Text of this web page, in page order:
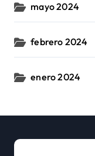
mayo 2024
febrero 2024
enero 2024